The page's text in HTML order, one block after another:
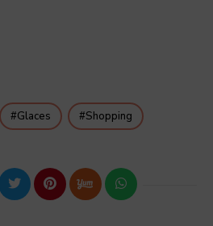
Glaces Shopping